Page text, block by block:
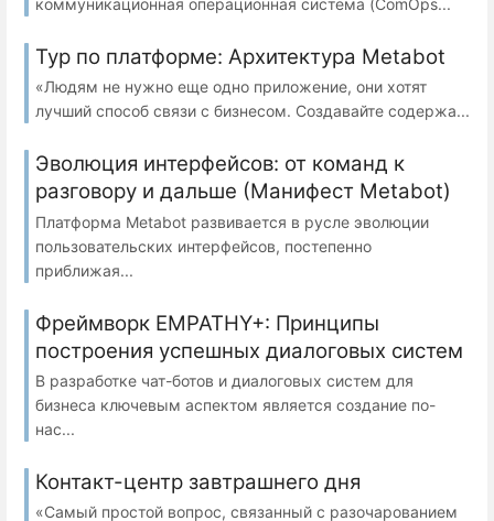
коммуникационная операционная система (ComOps...
Тур по платформе: Архитектура Metabot
«Людям не нужно еще одно приложение, они хотят
лучший способ связи с бизнесом. Создавайте содержа...
Эволюция интерфейсов: от команд к
разговору и дальше (Манифест Metabot)
Платформа Metabot развивается в русле эволюции
пользовательских интерфейсов, постепенно
приближая...
Фреймворк EMPATHY+: Принципы
построения успешных диалоговых систем
В разработке чат-ботов и диалоговых систем для
бизнеса ключевым аспектом является создание по-
нас...
Контакт-центр завтрашнего дня
«Самый простой вопрос, связанный с разочарованием